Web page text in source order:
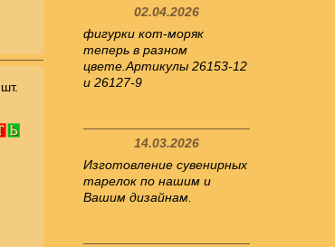
02.04.2026
фигурки кот-моряк
теперь в разном
цвете.Артикулы 26153-12
и 26127-9
14.03.2026
Изготовление сувенирных
тарелок по нашим и
Вашим дизайнам.
шт.